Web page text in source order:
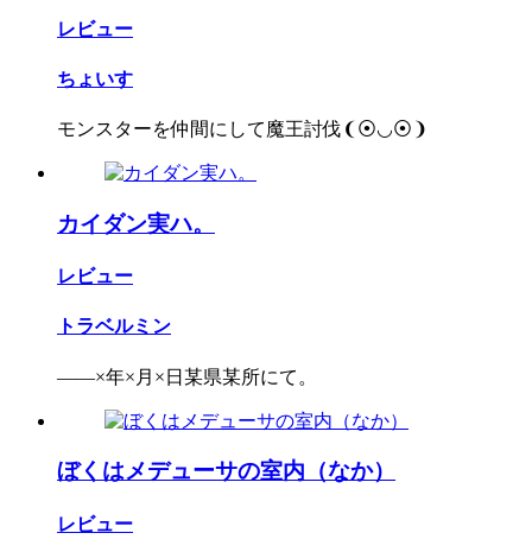
レビュー
ちょいす
モンスターを仲間にして魔王討伐❨⦿◡⦿❩
カイダン実ハ。
レビュー
トラベルミン
――×年×月×日某県某所にて。
ぼくはメデューサの室内（なか）
レビュー